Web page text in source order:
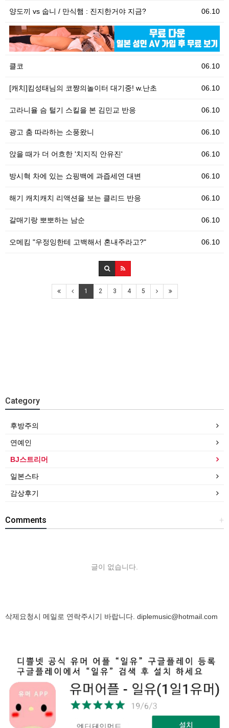
06.10
양도끼 vs 숩니 / 만식햄 : 진지한거야 지금?
06.10
클코
06.10
[캐치]킴성태님의 코쨩의놀이터 대기중! w.난초
06.10
고라니율 슴 털기 스킬을 본 김민교 반응
06.10
광고 춤 따라하는 소풍왔니
06.10
앉을 때가 더 어흐한 '치지직 안유진'
06.10
방시혁 차에 있는 쇼핑백에 과즙세연 대변
06.10
해기 캐치캐치 리액션을 보는 클리드 반응
06.10
갈매기랑 뽀뽀하는 남순
06.10
오메킴 "우정잉한테 고백해서 혼내주라고?"
1 2 3 4 5
Category
후방주의
연예인
BJ스트리머
일본스타
감상후기
+
Comments
글이 없습니다.
삭제요청시 메일로 연락주시기 바랍니다. diplemusic@hotmail.com